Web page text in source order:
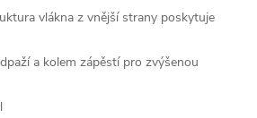
vlákna z vnější strany poskytuje
a kolem zápěstí pro zvýšenou